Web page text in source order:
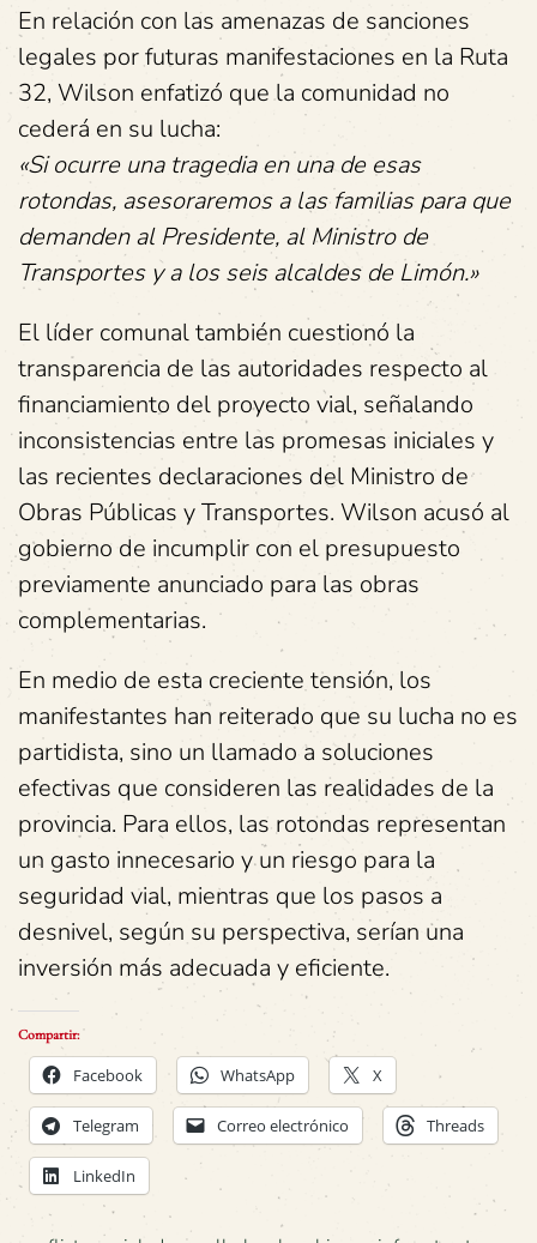
En relación con las amenazas de sanciones
legales por futuras manifestaciones en la Ruta
32, Wilson enfatizó que la comunidad no
cederá en su lucha:
«Si ocurre una tragedia en una de esas
rotondas, asesoraremos a las familias para que
demanden al Presidente, al Ministro de
Transportes y a los seis alcaldes de Limón.»
El líder comunal también cuestionó la
transparencia de las autoridades respecto al
financiamiento del proyecto vial, señalando
inconsistencias entre las promesas iniciales y
las recientes declaraciones del Ministro de
Obras Públicas y Transportes. Wilson acusó al
gobierno de incumplir con el presupuesto
previamente anunciado para las obras
complementarias.
En medio de esta creciente tensión, los
manifestantes han reiterado que su lucha no es
partidista, sino un llamado a soluciones
efectivas que consideren las realidades de la
provincia. Para ellos, las rotondas representan
un gasto innecesario y un riesgo para la
seguridad vial, mientras que los pasos a
desnivel, según su perspectiva, serían una
inversión más adecuada y eficiente.
Compartir:
Facebook WhatsApp X
Telegram Correo electrónico Threads
LinkedIn